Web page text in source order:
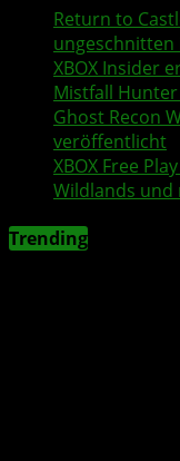
Return to
XBOX Insider
Mistfall Hunter
Ghost Recon
veröffentlicht
XBOX Free
Wildlands und
Trending